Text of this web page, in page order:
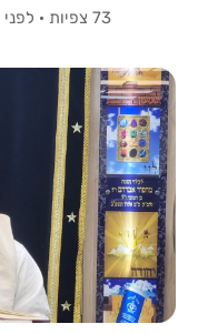
73 צפיות
· לפני 4 ימים